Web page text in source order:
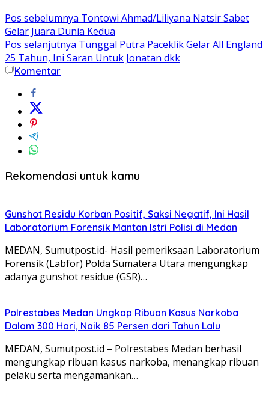
Pos sebelumnya Tontowi Ahmad/Liliyana Natsir Sabet
Gelar Juara Dunia Kedua
Pos selanjutnya Tunggal Putra Paceklik Gelar All England
25 Tahun, Ini Saran Untuk Jonatan dkk
Komentar
Rekomendasi untuk kamu
Gunshot Residu Korban Positif, Saksi Negatif, Ini Hasil
Laboratorium Forensik Mantan Istri Polisi di Medan
MEDAN, Sumutpost.id- Hasil pemeriksaan Laboratorium
Forensik (Labfor) Polda Sumatera Utara mengungkap
adanya gunshot residue (GSR)…
Polrestabes Medan Ungkap Ribuan Kasus Narkoba
Dalam 300 Hari, Naik 85 Persen dari Tahun Lalu
MEDAN, Sumutpost.id – Polrestabes Medan berhasil
mengungkap ribuan kasus narkoba, menangkap ribuan
pelaku serta mengamankan…